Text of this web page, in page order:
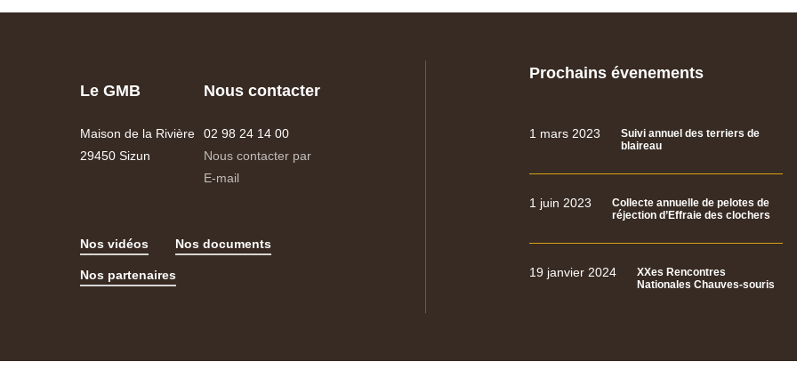
Le GMB
Maison de la Rivière
29450 Sizun
Nous contacter
02 98 24 14 00
Nous contacter par
E-mail
Nos vidéos Nos documents
Nos partenaires
Prochains évenements
1 mars 2023
Suivi annuel des terriers de
blaireau
1 juin 2023
Collecte annuelle de pelotes de
réjection d’Effraie des clochers
19 janvier 2024
XXes Rencontres
Nationales Chauves-souris